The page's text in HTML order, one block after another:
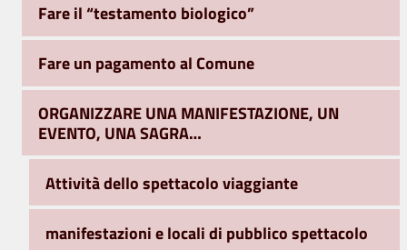
Fare il “testamento biologico”
Fare un pagamento al Comune
ORGANIZZARE UNA MANIFESTAZIONE, UN
EVENTO, UNA SAGRA…
Attività dello spettacolo viaggiante
manifestazioni e locali di pubblico spettacolo